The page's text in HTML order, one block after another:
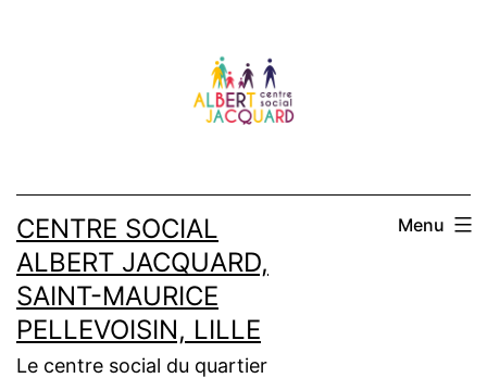
CENTRE SOCIAL
ALBERT JACQUARD,
SAINT-MAURICE
PELLEVOISIN, LILLE
Le centre social du quartier
Menu